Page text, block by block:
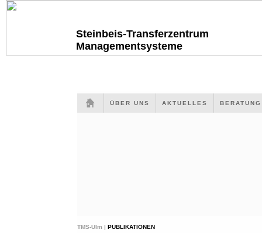
Steinbeis-Transferzentrum
Managementsysteme
ÜBER UNS AKTUELLES
TMS-Ulm | PUBLIKATIONEN